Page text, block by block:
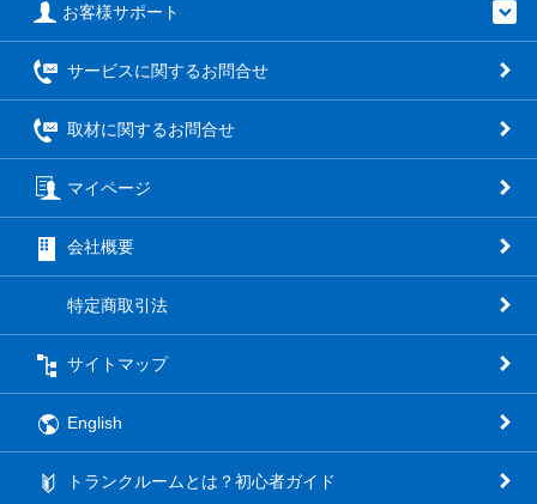
お客様サポート
サービスに関するお問合せ
取材に関するお問合せ
マイページ
会社概要
特定商取引法
サイトマップ
English
トランクルームとは？初心者ガイド